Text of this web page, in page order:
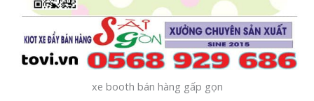
xe booth bán hàng gấp gọn